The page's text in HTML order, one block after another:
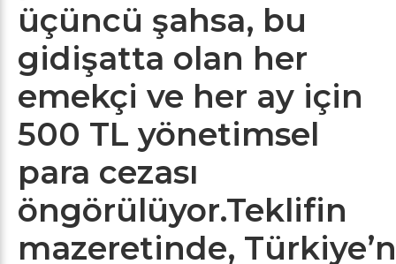
üçüncü şahsa, bu
gidişatta olan her
emekçi ve her ay için
500 TL yönetimsel
para cezası
öngörülüyor.Teklifin
mazeretinde,